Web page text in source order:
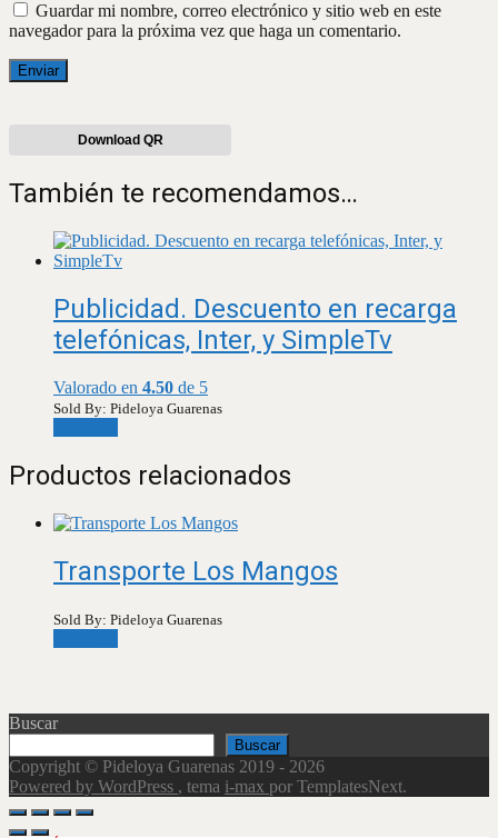
Guardar mi nombre, correo electrónico y sitio web en este
navegador para la próxima vez que haga un comentario.
Download QR
También te recomendamos…
Publicidad. Descuento en recarga
telefónicas, Inter, y SimpleTv
Valorado en 4.50 de 5
Sold By: Pideloya Guarenas
Productos relacionados
Transporte Los Mangos
Sold By: Pideloya Guarenas
Buscar
Buscar
Copyright © Pideloya Guarenas 2019 - 2026
Powered by WordPress , tema i-max por TemplatesNext.
Scroll
Up